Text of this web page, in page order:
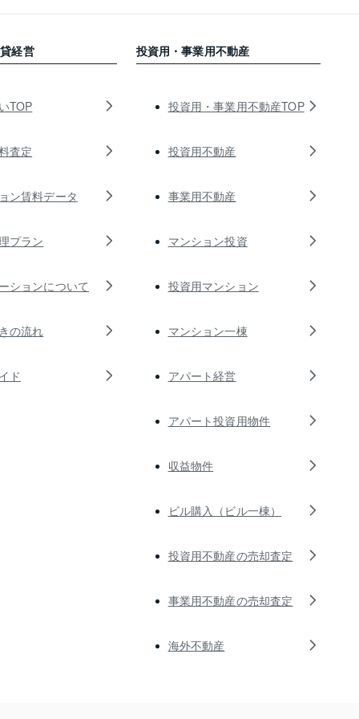
経営
TOP
査定
ン賃料データ
プラン
ションについて
の流れ
ド
投資用・事業用不動産
投資用・事業用不動産TOP
投資用不動産
事業用不動産
マンション投資
投資用マンション
マンション一棟
アパート経営
アパート投資用物件
収益物件
ビル購入（ビル一棟）
投資用不動産の売却査定
事業用不動産の売却査定
海外不動産